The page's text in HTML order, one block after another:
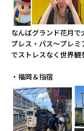
なんばグランド花月
プレス・パス～プレミ
でストレスなく世界
・福岡＆指宿